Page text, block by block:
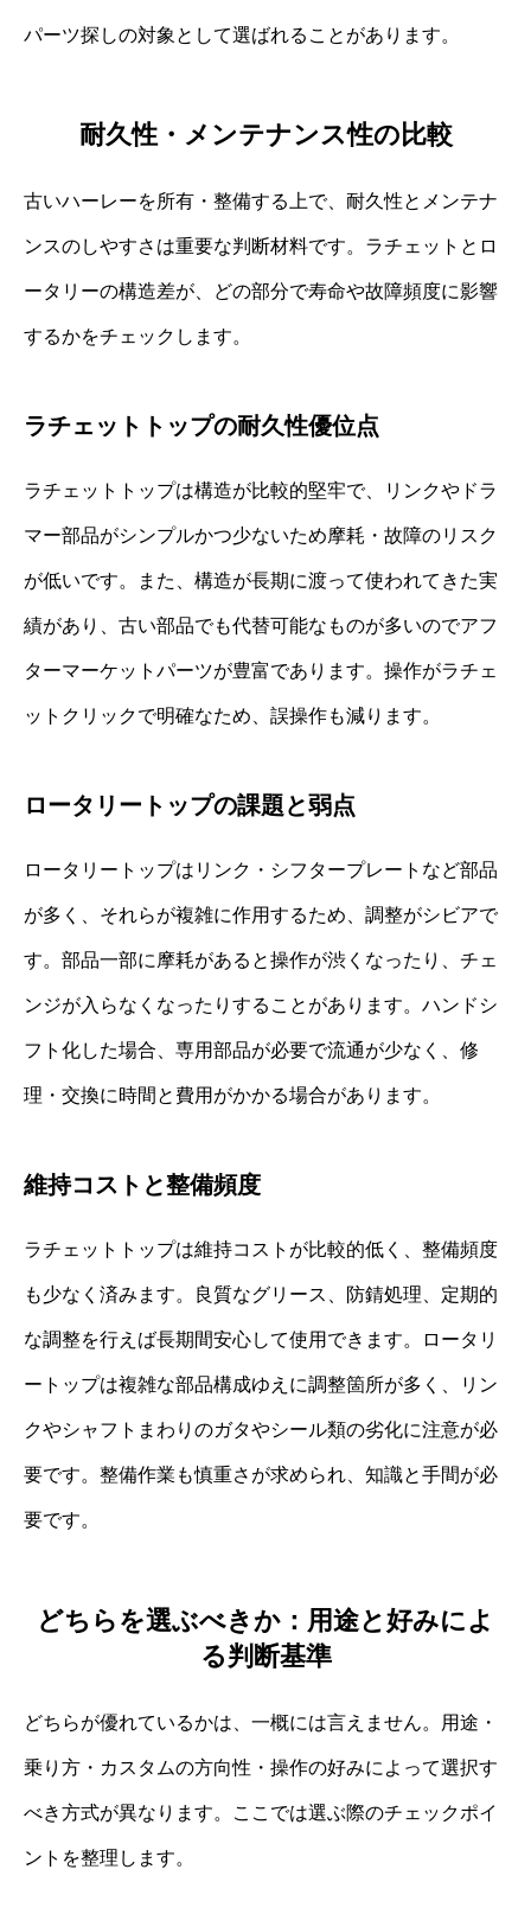
パーツ探しの対象として選ばれることがあります。
耐久性・メンテナンス性の比較
古いハーレーを所有・整備する上で、耐久性とメンテナ
ンスのしやすさは重要な判断材料です。ラチェットとロ
ータリーの構造差が、どの部分で寿命や故障頻度に影響
するかをチェックします。
ラチェットトップの耐久性優位点
ラチェットトップは構造が比較的堅牢で、リンクやドラ
マー部品がシンプルかつ少ないため摩耗・故障のリスク
が低いです。また、構造が長期に渡って使われてきた実
績があり、古い部品でも代替可能なものが多いのでアフ
ターマーケットパーツが豊富であります。操作がラチェ
ットクリックで明確なため、誤操作も減ります。
ロータリートップの課題と弱点
ロータリートップはリンク・シフタープレートなど部品
が多く、それらが複雑に作用するため、調整がシビアで
す。部品一部に摩耗があると操作が渋くなったり、チェ
ンジが入らなくなったりすることがあります。ハンドシ
フト化した場合、専用部品が必要で流通が少なく、修
理・交換に時間と費用がかかる場合があります。
維持コストと整備頻度
ラチェットトップは維持コストが比較的低く、整備頻度
も少なく済みます。良質なグリース、防錆処理、定期的
な調整を行えば長期間安心して使用できます。ロータリ
ートップは複雑な部品構成ゆえに調整箇所が多く、リン
クやシャフトまわりのガタやシール類の劣化に注意が必
要です。整備作業も慎重さが求められ、知識と手間が必
要です。
どちらを選ぶべきか：用途と好みによ
る判断基準
どちらが優れているかは、一概には言えません。用途・
乗り方・カスタムの方向性・操作の好みによって選択す
べき方式が異なります。ここでは選ぶ際のチェックポイ
ントを整理します。